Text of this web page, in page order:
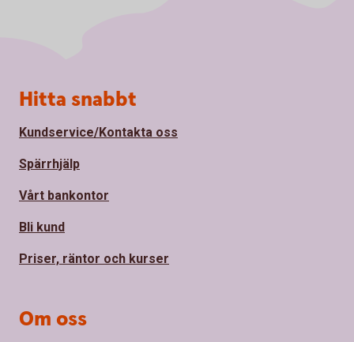
Sidfot
Hitta snabbt
Kundservice/Kontakta oss
Spärrhjälp
Vårt bankontor
Bli kund
Priser, räntor och kurser
Om oss